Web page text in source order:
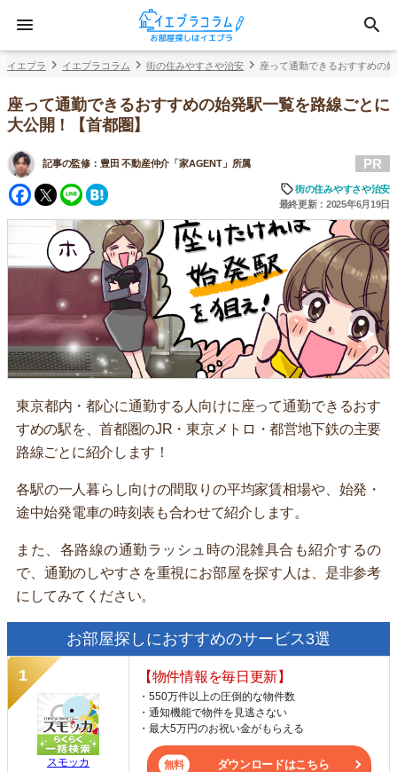
イエプラ イエプラコラム 街の住みやすさや治安 座って通勤できるおすすめの
座って通勤できるおすすめの始発駅一覧を路線ごとに
大公開！【首都圏】
記事の監修： 豊田 不動産仲介「家AGENT」所属
Facebook
Twitter
Line
PR
街の住みやすさや治安
最終更新：2025年6月19日
東京都内・都心に通勤する人向けに座って通勤できるおす
すめの駅を、首都圏のJR・東京メトロ・都営地下鉄の主要
路線ごとに紹介します！
各駅の一人暮らし向けの間取りの平均家賃相場や、始発・
途中始発電車の時刻表も合わせて紹介します。
また、各路線の通勤ラッシュ時の混雑具合も紹介するの
で、通勤のしやすさを重視にお部屋を探す人は、是非参考
にしてみてください。
お部屋探しにおすすめのサービス3選
スモッカ
【物件情報を毎日更新】
・550万件以上の圧倒的な物件数
・通知機能で物件を見逃さない
・最大5万円のお祝い金がもらえる
ダウンロードはこちら